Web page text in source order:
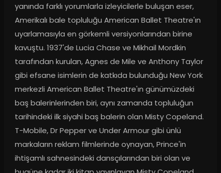
yanında farklı yorumlarla izleyicilerle buluşan eser,
Amerikalı bale topluluğu American Ballet Theatre'ın
uyarlamasıyla en görkemli versiyonlarından birine
kavuştu. 1937'de Lucia Chase ve Mikhail Mordkin
tarafından kurulan, Agnes de Mile ve Anthony Taylor
gibi efsane isimlerin de katkıda bulunduğu New York
merkezli American Ballet Theatre'ın günümüzdeki
baş balerinlerinden biri, aynı zamanda topluluğun
tarihindeki ilk siyahi baş balerin olan Misty Copeland.
T-Mobile, Dr Pepper ve Under Armour gibi ünlü
markaların reklam filmlerinde oynayan, Prince'in
ihtişamlı sahnesindeki dansçılarından biri olan ve